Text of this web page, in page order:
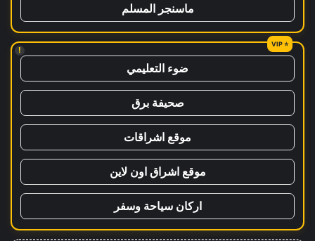
ماسنجر المسلم
!
ضوء التعليمي
صحيفة برق
موقع اشراقات
موقع اشراق اون لاين
اركان سياحة وسفر